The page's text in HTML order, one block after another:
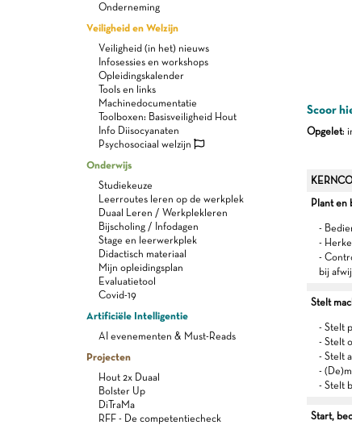
Onderneming
Veiligheid en Welzijn
Veiligheid (in het) nieuws
Infosessies en workshops
Opleidingskalender
Tools en links
Machinedocumentatie
Toolboxen: Basisveiligheid Hout
Info Diisocyanaten
Psychosociaal welzijn
Onderwijs
Studiekeuze
Leerroutes leren op de werkplek
Duaal Leren / Werkplekleren
Bijscholing / Infodagen
Stage en leerwerkplek
Didactisch materiaal
Mijn opleidingsplan
Evaluatietool
Covid-19
Artificiële Intelligentie
AI evenementen & Must-Reads
Projecten
Hout 2x Duaal
Bolster Up
DiTraMa
RFF - De competentiecheck
Scoor
Opgelet:
Plant en
-
-
-
bij
Stelt
- Stelt
- Stelt
- Stelt
-
- Stelt
Start,